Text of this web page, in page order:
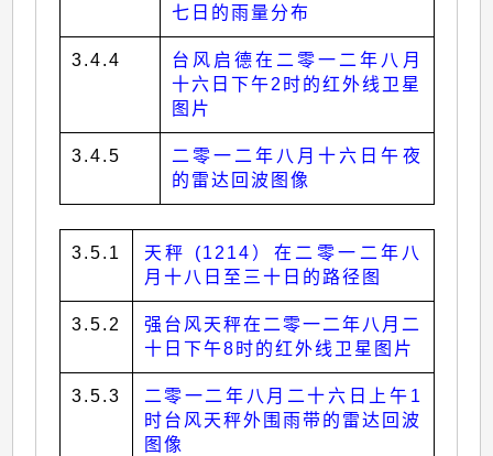
七日的雨量分布
3.4.4
台风启德在二零一二年八月
十六日下午2时的红外线卫星
图片
3.4.5
二零一二年八月十六日午夜
的雷达回波图像
3.5.1
天秤 (1214）在二零一二年八
月十八日至三十日的路径图
3.5.2
强台风天秤在二零一二年八月二
十日下午8时的红外线卫星图片
3.5.3
二零一二年八月二十六日上午1
时台风天秤外围雨带的雷达回波
图像